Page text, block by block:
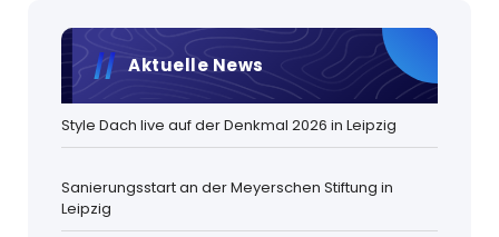
Aktuelle News
Style Dach live auf der Denkmal 2026 in Leipzig
Sanierungsstart an der Meyerschen Stiftung in
Leipzig